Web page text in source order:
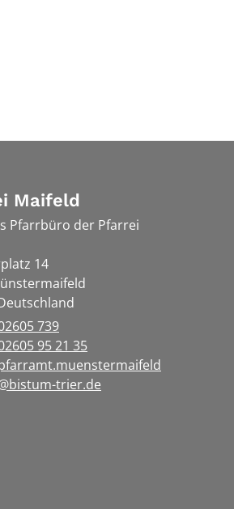
Maifeld
Pfarrbüro der Pfarrei
14
739
95 21 35
trier.de
uns auf YouTube